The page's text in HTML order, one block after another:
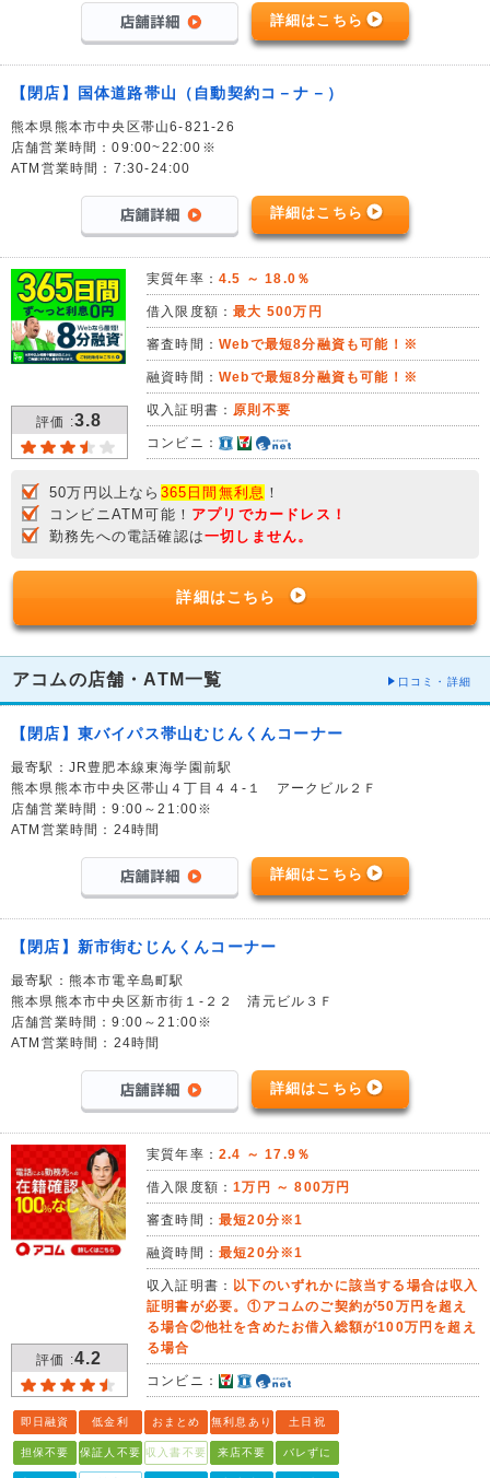
詳細はこちら
【閉店】国体道路帯山（自動契約コ－ナ－）
熊本県熊本市中央区帯山6-821-26
店舗営業時間：09:00~22:00※
ATM営業時間：7:30-24:00
詳細はこちら
評価 :3.8
実質年率： 4.5 ～ 18.0％
借入限度額：最大 500万円
審査時間： Webで最短8分融資も可能！※
融資時間： Webで最短8分融資も可能！※
収入証明書： 原則不要
コンビニ：
50万円以上なら 365日間無利息 ！
コンビニATM可能！ アプリでカードレス！
勤務先への電話確認は一切しません。
詳細はこちら
アコムの店舗・ATM一覧 口コミ・詳細
【閉店】東バイパス帯山むじんくんコーナー
最寄駅：JR豊肥本線東海学園前駅
熊本県熊本市中央区帯山４丁目４４-１ アークビル２Ｆ
店舗営業時間：9:00～21:00※
ATM営業時間：24時間
詳細はこちら
【閉店】新市街むじんくんコーナー
最寄駅：熊本市電辛島町駅
熊本県熊本市中央区新市街１-２２ 清元ビル３Ｆ
店舗営業時間：9:00～21:00※
ATM営業時間：24時間
詳細はこちら
評価 :4.2
実質年率： 2.4 ～ 17.9％
借入限度額：1万円 ～ 800万円
審査時間： 最短20分※1
融資時間： 最短20分※1
収入証明書： 以下のいずれかに該当する場合は収入
証明書が必要。①アコムのご契約が50万円を超え
る場合②他社を含めたお借入総額が100万円を超え
る場合
コンビニ：
即日融資 低金利 おまとめ 無利息あり 土日祝
担保不要 保証人不要 収入書不要 来店不要 バレずに